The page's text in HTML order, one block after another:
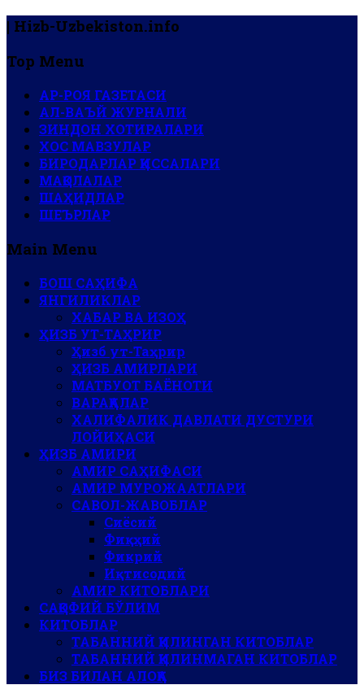
| Hizb-Uzbekiston.info
Top Menu
АР-РОЯ ГАЗЕТАСИ
АЛ-ВАЪЙ ЖУРНАЛИ
ЗИНДОН ХОТИРАЛАРИ
ХОС МАВЗУЛАР
БИРОДАРЛАР ҚИССАЛАРИ
МАҚОЛАЛАР
ШАҲИДЛАР
ШЕЪРЛАР
Main Menu
БОШ САҲИФА
ЯНГИЛИКЛАР
ХАБАР ВА ИЗОҲ
ҲИЗБ УТ-ТАҲРИР
Ҳизб ут-Таҳрир
ҲИЗБ АМИРЛАРИ
МАТБУОТ БАЁНОТИ
ВАРАҚАЛАР
ХАЛИФАЛИК ДАВЛАТИ ДУСТУРИ
ЛОЙИҲАСИ
ҲИЗБ АМИРИ
АМИР САҲИФАСИ
АМИР МУРОЖААТЛАРИ
САВОЛ-ЖАВОБЛАР
Сиёсий
Фиқҳий
Фикрий
Иқтисодий
АМИР КИТОБЛАРИ
САҚОФИЙ БЎЛИМ
КИТОБЛАР
ТАБАННИЙ ҚИЛИНГАН КИТОБЛАР
ТАБАННИЙ ҚИЛИНМАГАН КИТОБЛАР
БИЗ БИЛАН АЛОҚА